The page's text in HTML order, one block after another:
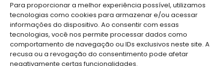
Para proporcionar a melhor experiência possível, utilizamos
tecnologias como cookies para armazenar e/ou acessar
informações do dispositivo. Ao consentir com essas
tecnologias, você nos permite processar dados como
comportamento de navegação ou IDs exclusivos neste site. A
recusa ou a revogação do consentimento pode afetar
negativamente certas funcionalidades.
AGENDA
CAMPANHAS
SERVIÇOS